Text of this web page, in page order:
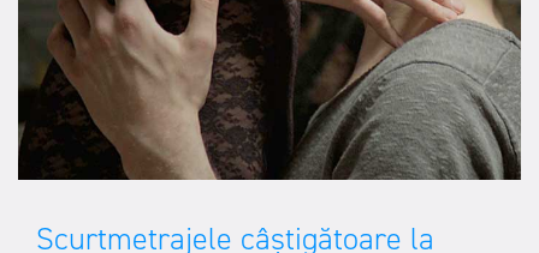
Scurtmetrajele câștigătoare la